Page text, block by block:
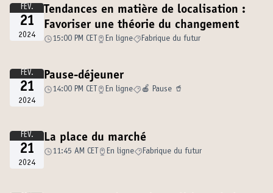
FÉV.
21
2024
Tendances en matière de localisation :
Favoriser une théorie du changement
15:00 PM CET En ligne Fabrique du futur
FÉV.
21
2024
Pause-déjeuner
14:00 PM CET En ligne 🍎 Pause 🥤
FÉV.
21
2024
La place du marché
11:45 AM CET En ligne Fabrique du futur